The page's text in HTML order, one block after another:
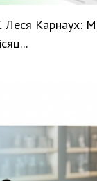
Карнаух: